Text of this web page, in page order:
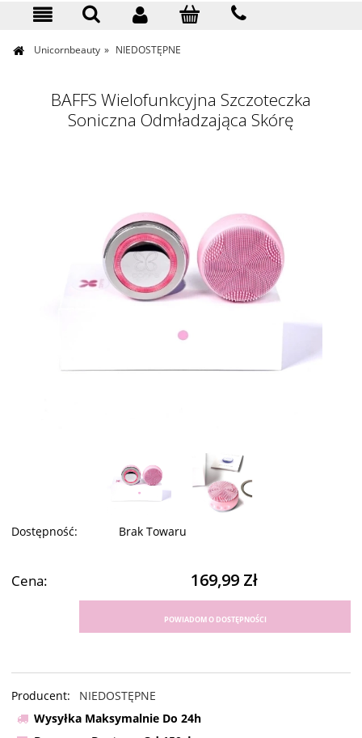
Unicornbeauty » NIEDOSTĘPNE
BAFFS Wielofunkcyjna Szczoteczka
Soniczna Odmładzająca Skórę
Dostępność: Brak Towaru
Cena: 169,99 Zł
POWIADOM O DOSTĘPNOŚCI
Producent:
NIEDOSTĘPNE
Wysyłka Maksymalnie Do 24h